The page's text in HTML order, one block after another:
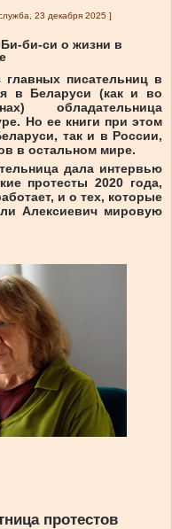
23 декабря 2025 ]
би-си о жизни в
писательниц в
в Беларуси (как и во
обладательница
Но ее книги при этом
так и в России,
в остальном мире.
дала интервью
протесты 2020 года,
и о тех, которые
Алексиевич мировую
протестов